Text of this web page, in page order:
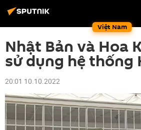
Việt Nam
Nhật Bản và Hoa
sử dụng hệ thống
20:01 10.10.2022